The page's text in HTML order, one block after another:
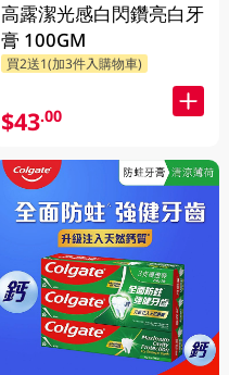
高露潔光感白閃鑽亮白牙
膏 100GM
買2送1(加3件入購物車)
$43.00